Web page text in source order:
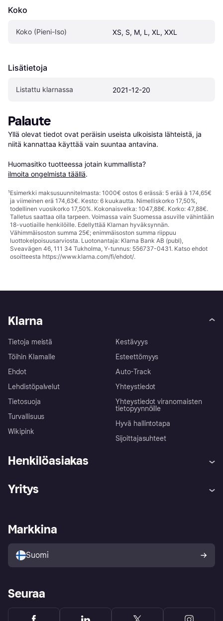
Koko
Koko (Pieni-Iso) XS, S, M, L, XL, XXL
Lisätietoja
Listattu klarnassa 2021-12-20
Palaute
Yllä olevat tiedot ovat peräisin useista ulkoisista lähteistä, ja
niitä kannattaa käyttää vain suuntaa antavina.
Huomasitko tuotteessa jotain kummallista?
ilmoita ongelmista täällä.
¹Esimerkki maksusuunnitelmasta: 1000€ ostos 6 erässä: 5 erää à 174,65€
ja viimeinen erä 174,63€. Kesto: 6 kuukautta. Nimelliskorko 17,50%,
todellinen vuosikorko 17,50%. Kokonaisvelka: 1047,88€. Korko: 47,88€.
Talletus saattaa olla tarpeen. Voimassa vain Suomessa asuville vähintään
18-vuotiaille henkilöille. Edellyttää Klarnan hyväksynnän.
Vähimmäisoston summa 25€; enimmäisoston summa riippuu
luottokelpoisuusarviosta. Luotonantaja: Klarna Bank AB (publ),
Sveavägen 46, 111 34 Tukholma, Y-tunnus: 556737-0431. Katso ehdot
osoitteesta https://www.klarna.com/fi/ehdot/.
Klarna
Tietoja meistä
Töihin Klarnalle
Ehdot
Lehdistöpalvelut
Tietosuoja
Turvallisuus
Wikipink
Kestävyys
Esteettömyys
Auto-Track
Yhteystiedot
Yhteystiedot viranomaisten
tietopyynnöille
Hyvä hallintotapa
Sijoittajasuhteet
Henkilöasiakas
Ohje
Kirjaudu sisään
Tutustu kauppoihin
Ostajan turva
Yritys
Kirjaudu sisään yrityksenä
Markkina
Suomi
Seuraa